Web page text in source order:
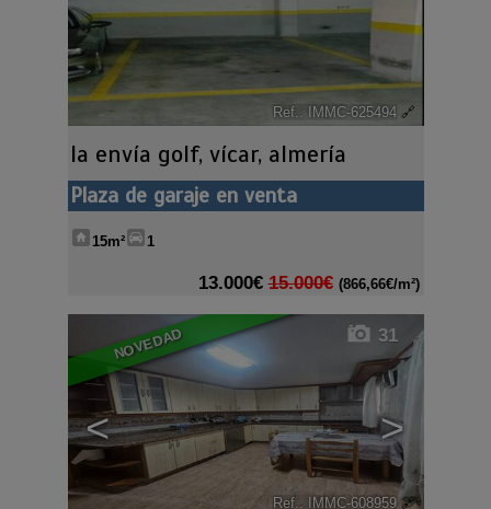
Ref.. IMMC-625494 🔗
la envía golf, vícar, almería
Plaza de garaje en venta
15m² 1
13.000€ 15.000€ (866,66€/m²)
NOVEDAD
< >
31
Ref.. IMMC-608959 🔗